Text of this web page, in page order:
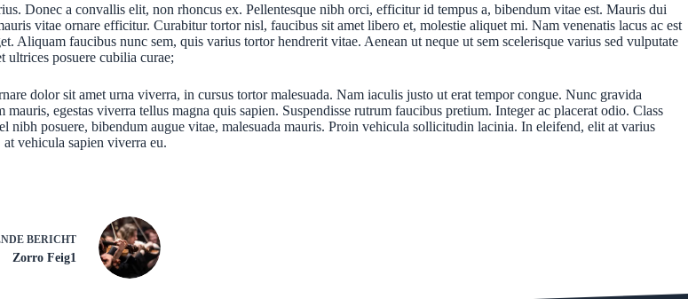
Donec a convallis elit, non rhoncus ex. Pellentesque nibh orci, efficitur id tempus a, bibendum vitae est. Mauris dui
vitae ornare efficitur. Curabitur tortor nisl, faucibus sit amet libero et, molestie aliquet mi. Nam venenatis lacus ac est
Aliquam faucibus nunc sem, quis varius tortor hendrerit vitae. Aenean ut neque ut sem scelerisque varius sed vulputate
ultrices posuere cubilia curae;
dolor sit amet urna viverra, in cursus tortor malesuada. Nam iaculis justo ut erat tempor congue. Nunc gravida
egestas viverra tellus magna quis sapien. Suspendisse rutrum faucibus pretium. Integer ac placerat odio. Class
nibh posuere, bibendum augue vitae, malesuada mauris. Proin vehicula sollicitudin lacinia. In eleifend, elit at varius
vehicula sapien viverra eu.
BERICHT
Zorro Feig1